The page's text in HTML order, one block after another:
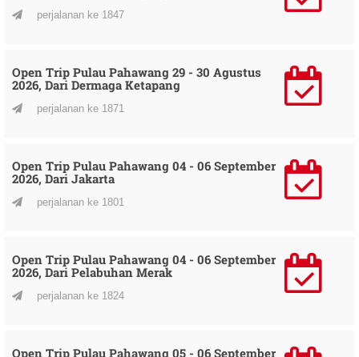
perjalanan ke 1847
Open Trip Pulau Pahawang 29 - 30 Agustus
2026, Dari Dermaga Ketapang
perjalanan ke 1871
Open Trip Pulau Pahawang 04 - 06 September
2026, Dari Jakarta
perjalanan ke 1801
Open Trip Pulau Pahawang 04 - 06 September
2026, Dari Pelabuhan Merak
perjalanan ke 1824
Open Trip Pulau Pahawang 05 - 06 September